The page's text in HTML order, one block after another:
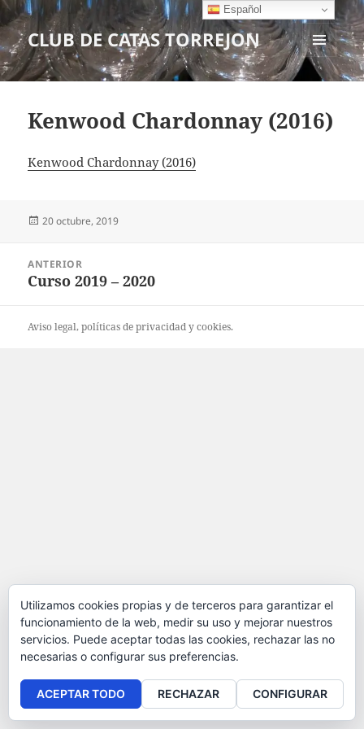
CLUB DE CATAS TORREJON
MENÚ
Y
Kenwood Chardonnay (2016)
Kenwood Chardonnay (2016)
Publicado
20 octubre, 2019
ANTERIOR
Entrada
Curso 2019 – 2020
Aviso legal, políticas deprivacidadycookies.
Español
Utilizamos cookies propias y de terceros para garantizar el
funcionamiento de la web, medir su uso y mejorar nuestros
servicios. Puede aceptar todas las cookies, rechazar las no
necesarias o configurar sus preferencias.
ACEPTAR TODO RECHAZAR CONFIGURAR